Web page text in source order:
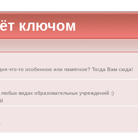
ключом
что-то особенное или памятное? Тогда Вам сюда!
любых видах образовательных учреждений :)